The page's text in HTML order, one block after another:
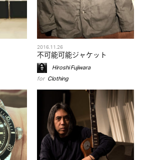
2016.11.26
不可能可能ジャケット
Hiroshi Fujiwara
for Clothing